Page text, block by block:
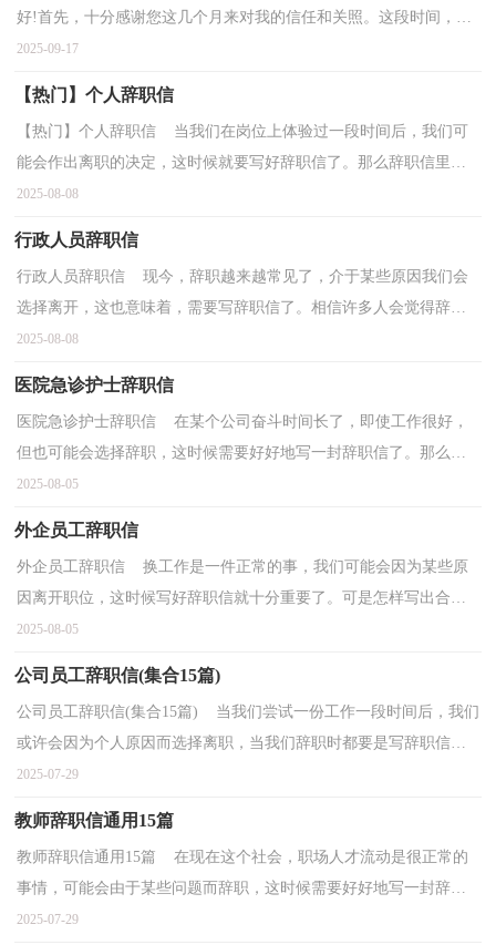
好!首先，十分感谢您这几个月来对我的信任和关照。这段时间，我
认真回顾了这几个月来的工作状况，觉得来XXXX公司工作...
2025-09-17
【热门】个人辞职信
【热门】个人辞职信 当我们在岗位上体验过一段时间后，我们可
能会作出离职的决定，这时候就要写好辞职信了。那么辞职信里该
包含哪些内容呢？以下是小编帮大家整理的个人辞职信...
2025-08-08
行政人员辞职信
行政人员辞职信 现今，辞职越来越常见了，介于某些原因我们会
选择离开，这也意味着，需要写辞职信了。相信许多人会觉得辞职
信很难写吧，以下是小编整理的行政人员辞职信，欢迎阅读，希...
2025-08-08
医院急诊护士辞职信
医院急诊护士辞职信 在某个公司奋斗时间长了，即使工作很好，
但也可能会选择辞职，这时候需要好好地写一封辞职信了。那么辞
职信里该包含哪些内容呢？以下是小编精心整理的医院急...
2025-08-05
外企员工辞职信
外企员工辞职信 换工作是一件正常的事，我们可能会因为某些原
因离开职位，这时候写好辞职信就十分重要了。可是怎样写出合乎
规范的辞职信呢？下面是小编为大家整理的外企员工辞...
2025-08-05
公司员工辞职信(集合15篇)
公司员工辞职信(集合15篇) 当我们尝试一份工作一段时间后，我们
或许会因为个人原因而选择离职，当我们辞职时都要是写辞职信
的。不知道辞职信里该写什么？下面是小编为大家整理...
2025-07-29
教师辞职信通用15篇
教师辞职信通用15篇 在现在这个社会，职场人才流动是很正常的
事情，可能会由于某些问题而辞职，这时候需要好好地写一封辞职
信了。可是怎样写出合乎规范的辞职信呢？以下是小编为...
2025-07-29